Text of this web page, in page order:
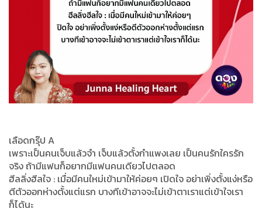
เลือดกรุ๊ป A
เพราะเป็นคนเจ็บแล้วจำ เจ็บแล้วตั้งกำแพงเลย เป็นคนรักใครรัก
จริง ถ้ามีแฟนก็อยากมีแฟนคนเดียวไปตลอด
ฮีลลิ่งฮีลใจ : เมื่อมีคนใหม่เข้ามาให้ค่อยๆ เปิดใจ อย่าเพิ่งตั้งแง่หรือ
ตีตัวออกห่างตั้งแต่แรก บางทีเข้าอาจจะไม่เข้าตาเราแต่เข้าใจเรา
ก็ได้นะ